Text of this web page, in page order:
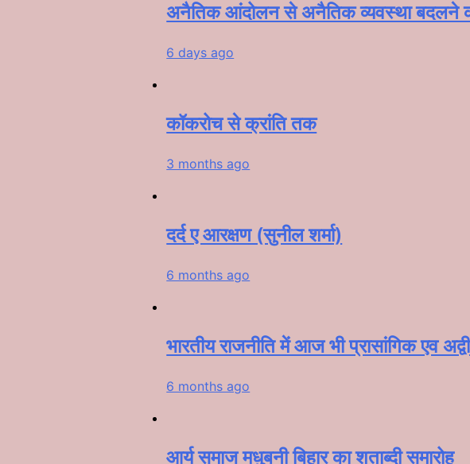
अनैतिक आंदोलन से अनैतिक व्यवस्था बदलने
6 days ago
कॉकरोच से क्रांति तक
3 months ago
दर्द ए आरक्षण (सुनील शर्मा)
6 months ago
भारतीय राजनीति में आज भी प्रासांगिक एव
6 months ago
आर्य समाज मधुबनी बिहार का शताब्दी समारोह